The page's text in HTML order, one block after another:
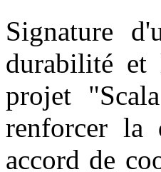
Signature
durabilité et
projet
renforcer la
accord de